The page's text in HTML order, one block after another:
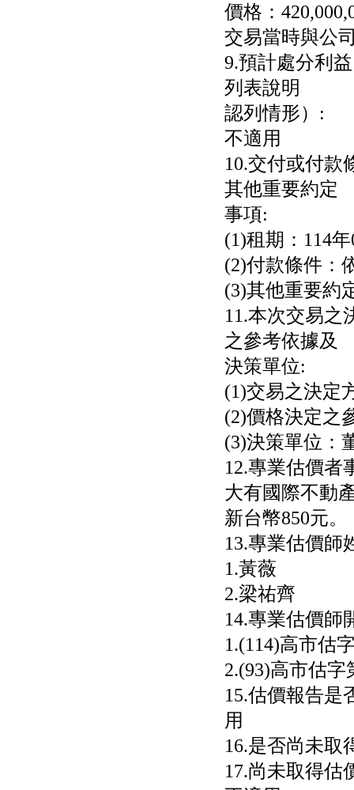
價格：
交易當時與公
9.預計處分利
列表說明
認列情形）:
不適用
10.交付或付款
其他重要約定
事項:
(1)租期：114
(2)付款條件：
(3)其他重要約
11.本次交易之
之參考依據及
決策單位:
(1)交易之決定
(2)價格決定之
(3)決策單位：
12.專業估價者
大有國際不動
新台幣850元。
13.專業估價師
1.黃薇
2.梁祐齊
14.專業估價師
1.(114)高市估
2.(93)高市估字
15.估價報告是
用
16.是否尚未取
17.尚未取得估